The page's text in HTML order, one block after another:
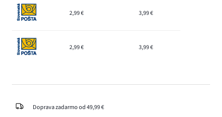
2,99 € 3,99 €
2,99 € 3,99 €
Doprava zadarmo od 49,99 €